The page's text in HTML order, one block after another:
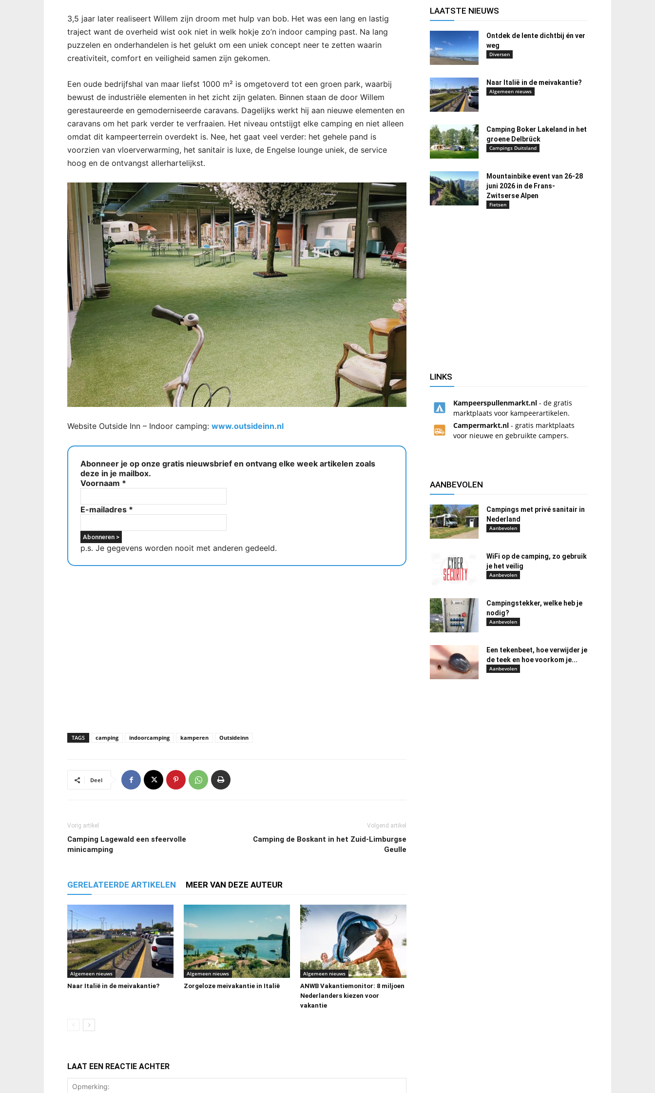
3,5 jaar later realiseert Willem zijn droom met hulp van bob. Het was een lang en lastig
traject want de overheid wist ook niet in welk hokje zo’n indoor camping past. Na lang
puzzelen en onderhandelen is het gelukt om een uniek concept neer te zetten waarin
creativiteit, comfort en veiligheid samen zijn gekomen.
Een oude bedrijfshal van maar liefst 1000 m² is omgetoverd tot een groen park, waarbij
bewust de industriële elementen in het zicht zijn gelaten. Binnen staan de door Willem
gerestaureerde en gemoderniseerde caravans. Dagelijks werkt hij aan nieuwe elementen en
caravans om het park verder te verfraaien. Het niveau ontstijgt elke camping en niet alleen
omdat dit kampeerterrein overdekt is. Nee, het gaat veel verder: het gehele pand is
voorzien van vloerverwarming, het sanitair is luxe, de Engelse lounge uniek, de service
hoog en de ontvangst allerhartelijkst.
Website Outside Inn – Indoor camping: www.outsideinn.nl
Abonneer je op onze gratis nieuwsbrief en ontvang elke week artikelen zoals
deze in je mailbox.
Voornaam *
E-mailadres *
p.s. Je gegevens worden nooit met anderen gedeeld.
TAGS camping indoorcamping kamperen Outsideinn
Deel
Vorig artikel
Camping Lagewald een sfeervolle
minicamping
Volgend artikel
Camping de Boskant in het Zuid-Limburgse
Geulle
GERELATEERDE ARTIKELEN MEER VAN DEZE AUTEUR
Algemeen nieuws
Naar Italië in de meivakantie?
Algemeen nieuws
Zorgeloze meivakantie in Italië
Algemeen nieuws
ANWB Vakantiemonitor: 8 miljoen
Nederlanders kiezen voor
vakantie
LAAT EEN REACTIE ACHTER
LAATSTE NIEUWS
Ontdek de lente dichtbij én ver
weg
Diversen
Naar Italië in de meivakantie?
Algemeen nieuws
Camping Boker Lakeland in het
groene Delbrück
Campings Duitsland
Mountainbike event van 26-28
juni 2026 in de Frans-
Zwitserse Alpen
Fietsen
LINKS
Kampeerspullenmarkt.nl - de gratis
marktplaats voor kampeerartikelen.
Campermarkt.nl - gratis marktplaats
voor nieuwe en gebruikte campers.
AANBEVOLEN
Campings met privé sanitair in
Nederland
Aanbevolen
WiFi op de camping, zo gebruik
je het veilig
Aanbevolen
Campingstekker, welke heb je
nodig?
Aanbevolen
Een tekenbeet, hoe verwijder je
de teek en hoe voorkom je...
Aanbevolen